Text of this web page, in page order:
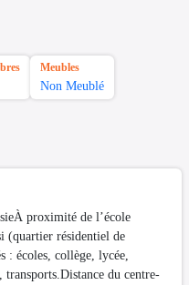
Meubles
Non Meublé
proximité de l’école
(quartier résidentiel de
: écoles, collège, lycée,
transports.Distance du centre-